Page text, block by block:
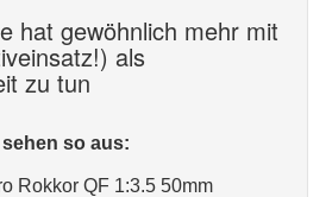
hat gewöhnlich mehr mit
als
zu tun
so aus:
Rokkor QF 1:3.5 50mm